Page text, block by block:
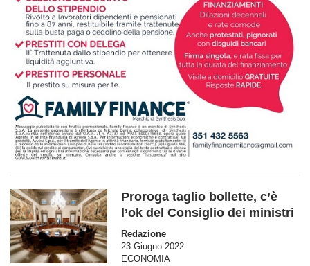
Proroga taglio bollette, c’è
l’ok del Consiglio dei ministri
Redazione
23 Giugno 2022
ECONOMIA